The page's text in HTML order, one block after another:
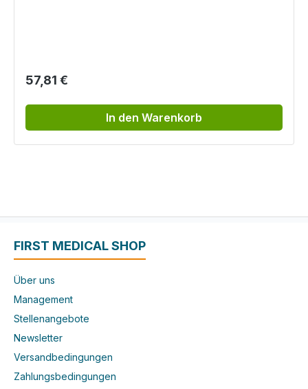
Regulärer Preis:
57,81 €
In den Warenkorb
FIRST MEDICAL SHOP
Über uns
Management
Stellenangebote
Newsletter
Versandbedingungen
Zahlungsbedingungen